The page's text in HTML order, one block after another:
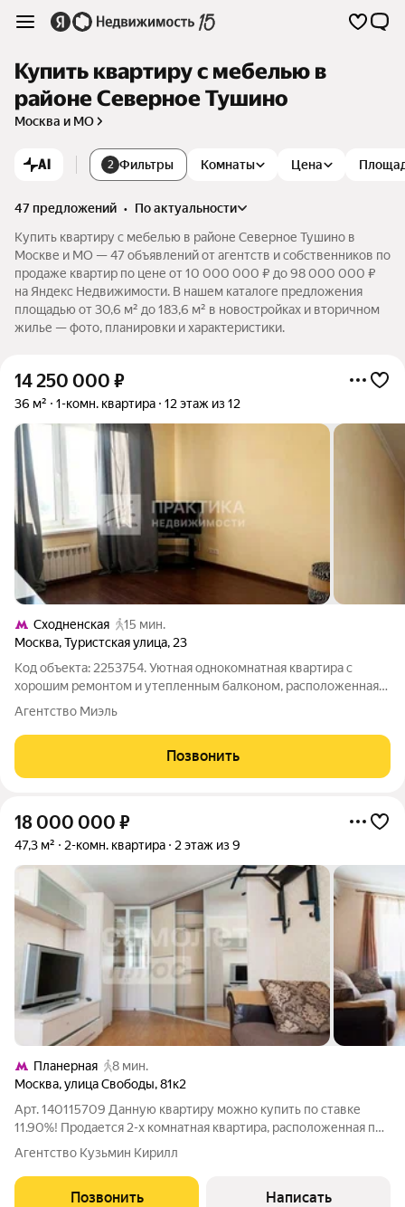
Купить квартиру с мебелью в
районе Северное Тушино
Москва и МО
AI 2 Фильтры Комнаты Цена
47 предложений •
по актуальности
Купить квартиру с мебелью в районе Северное Тушино в
Москве и МО — 47 объявлений от агентств и собственников по
продаже квартир по цене от 10 000 000 ₽ до 98 000 000 ₽
на Яндекс Недвижимости. В нашем каталоге предложения
площадью от 30,6 м² до 183,6 м² в новостройках и вторичном
жилье — фото, планировки и характеристики.
14 250 000 ₽
36 м² 1-комн. квартира 12 этаж из 12
Сходненская
15 мин.
Москва,Туристская улица, 23
Код объекта: 2253754. Уютная однокомнатная квартира с
хорошим ремонтом и утепленным балконом, расположенная
на 12 этаже 12-этажного блочного дома. Высота потолков 2,64
и жить без
Агентство Миэль
Позвонить
18 000 000 ₽
47,3 м² 2-комн. квартира 2 этаж из 9
Планерная
8 мин.
Москва,улица Свободы,81к2
Арт. 140115709 Данную квартиру можно купить по ставке
11.90%! Продается 2-х комнатная квартира, расположенная по
адресу: Москва, СЗАО, р-н Северное Тушино, ул. Свободы, 81К2
Площадь квартиры составляет 47,3 м, располагается на 2/9
этажей. Квартира
Агентство Кузьмин Кирилл
Позвонить Написать